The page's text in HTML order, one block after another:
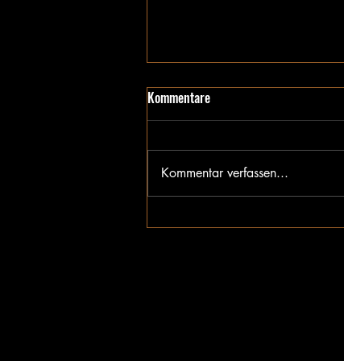
Requiem
Kommentare
Kommentar verfassen...